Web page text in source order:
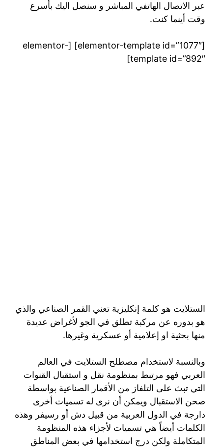
عبر الاتصال الهاتفي المباشر و سنصل اليك بأسرع
وقت أينما كنت.
[elementor-template id=”1077″] [elementor-
template id=”892″]
الستلايت هو كلمة إنكليزية تعني القمر الصناعي والذي
هو بدوره عن مركبة تطلق في الجو لأغراض عديدة
منها بحثية او إعلامية أو عسكرية وغيرها.
وبالنسبة لاستخدام مصطلح الستلايت في العالم
العربي فهو مرتبط بمنظومة نقل و استقبال القنوات
التي تبث على التلفاز من الأقمار الصناعية بواسطة
صحن الاستقبال ويمكن أن نرى له تسميات أخرى
دارجة في الدول العربية من قبيل دش أو رسيفر وهذه
الكلمات أيضاً هي تسميات لأجزاء هذه المنظومة
المتكاملة ولكن درج استخدامها في بعض المناطق